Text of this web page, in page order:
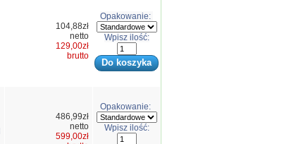
104,88zł
netto
129,00zł
brutto
Opakowanie:
Wpisz ilość:
486,99zł
netto
599,00zł
Opakowanie:
Wpisz ilość: